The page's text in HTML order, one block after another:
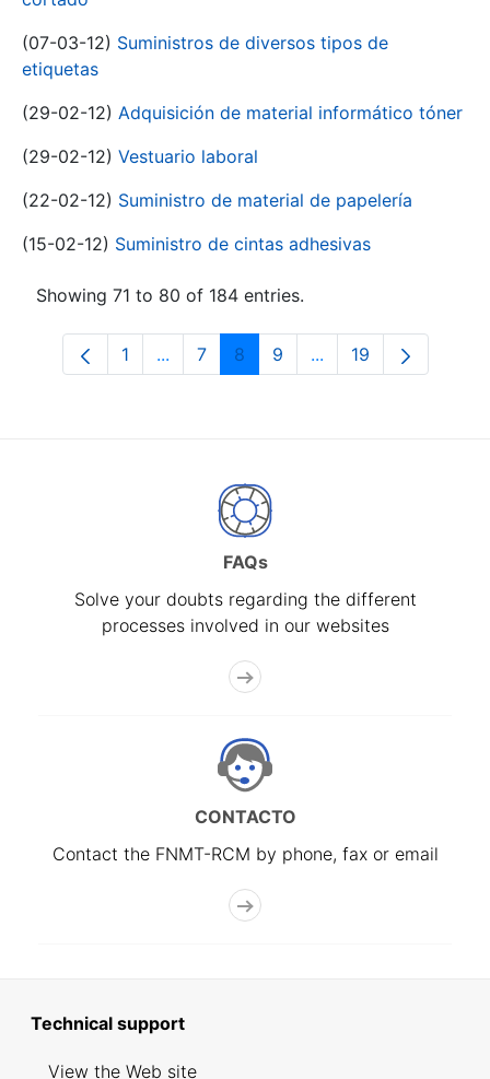
(07-03-12) Suministros de diversos tipos de
etiquetas
(29-02-12) Adquisición de material informático tóner
(29-02-12) Vestuario laboral
(22-02-12) Suministro de material de papelería
(15-02-12) Suministro de cintas adhesivas
Showing 71 to 80 of 184 entries.
Page
1 ...Intermediate Pages Use TAB to
Page
7 Page
8 Page
9 ...Intermediate Pages
Page
19
FAQs
Solve your doubts regarding the different
processes involved in our websites
CONTACTO
Contact the FNMT-RCM by phone, fax or email
Technical support
View the Web site